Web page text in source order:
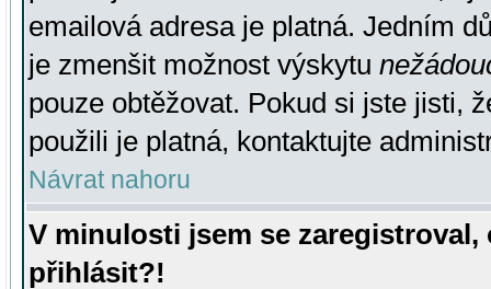
emailová adresa je platná. Jedním
je zmenšit možnost výskytu
pouze obtěžovat. Pokud si jste jisti,
použili je platná, kontaktujte
Návrat nahoru
V minulosti jsem se
přihlásit?!